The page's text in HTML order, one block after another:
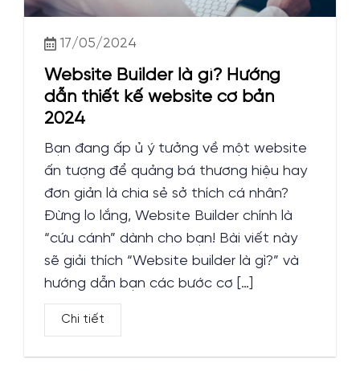
17/05/2024
Website Builder là gì? Hướng
dẫn thiết kế website cơ bản
2024
Bạn đang ấp ủ ý tưởng về một website
ấn tượng để quảng bá thương hiệu hay
đơn giản là chia sẻ sở thích cá nhân?
Đừng lo lắng, Website Builder chính là
“cứu cánh” dành cho bạn! Bài viết này
sẽ giải thích “Website builder là gì?” và
hướng dẫn bạn các bước cơ […]
Chi tiết